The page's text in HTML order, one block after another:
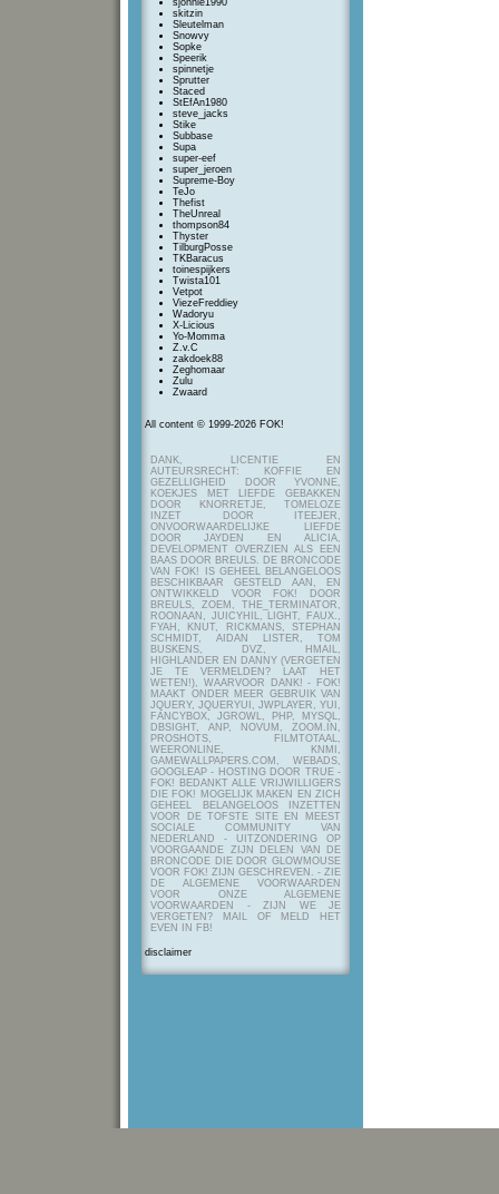
sjonnie1990
skitzin
Sleutelman
Snowvy
Sopke
Speerik
spinnetje
Sprutter
Staced
StEfAn1980
steve_jacks
Stike
Subbase
Supa
super-eef
super_jeroen
Supreme-Boy
TeJo
Thefist
TheUnreal
thompson84
Thyster
TilburgPosse
TKBaracus
toinespijkers
Twista101
Vetpot
ViezeFreddiey
Wadoryu
X-Licious
Yo-Momma
Z.v.C
zakdoek88
Zeghomaar
Zulu
Zwaard
All content © 1999-2026 FOK!
DANK, LICENTIE EN
AUTEURSRECHT: KOFFIE EN
GEZELLIGHEID DOOR YVONNE,
KOEKJES MET LIEFDE GEBAKKEN
DOOR KNORRETJE, TOMELOZE
INZET DOOR ITEEJER,
ONVOORWAARDELIJKE LIEFDE
DOOR JAYDEN EN ALICIA,
DEVELOPMENT OVERZIEN ALS EEN
BAAS DOOR BREULS. DE BRONCODE
VAN FOK! IS GEHEEL BELANGELOOS
BESCHIKBAAR GESTELD AAN, EN
ONTWIKKELD VOOR FOK! DOOR
BREULS, ZOEM, THE_TERMINATOR,
ROONAAN, JUICYHIL, LIGHT, FAUX.,
FYAH, KNUT, RICKMANS, STEPHAN
SCHMIDT, AIDAN LISTER, TOM
BUSKENS, DVZ, HMAIL,
HIGHLANDER EN DANNY (VERGETEN
JE TE VERMELDEN? LAAT HET
WETEN!), WAARVOOR DANK! - FOK!
MAAKT ONDER MEER GEBRUIK VAN
JQUERY, JQUERYUI, JWPLAYER, YUI,
FANCYBOX, JGROWL, PHP, MYSQL,
DBSIGHT, ANP, NOVUM, ZOOM.IN,
PROSHOTS, FILMTOTAAL,
WEERONLINE, KNMI,
GAMEWALLPAPERS.COM, WEBADS,
GOOGLEAP - HOSTING DOOR TRUE -
FOK! BEDANKT ALLE VRIJWILLIGERS
DIE FOK! MOGELIJK MAKEN EN ZICH
GEHEEL BELANGELOOS INZETTEN
VOOR DE TOFSTE SITE EN MEEST
SOCIALE COMMUNITY VAN
NEDERLAND - UITZONDERING OP
VOORGAANDE ZIJN DELEN VAN DE
BRONCODE DIE DOOR GLOWMOUSE
VOOR FOK! ZIJN GESCHREVEN. - ZIE
DE ALGEMENE VOORWAARDEN
VOOR ONZE ALGEMENE
VOORWAARDEN - ZIJN WE JE
VERGETEN? MAIL OF MELD HET
EVEN IN FB!
disclaimer